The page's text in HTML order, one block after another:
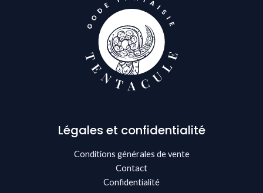
Légales et confidentialité
Conditions générales de vente
Contact
Confidentialité